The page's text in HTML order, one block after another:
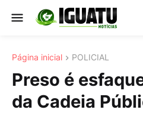
Página inicial POLICIAL
Preso é
da Cadeia